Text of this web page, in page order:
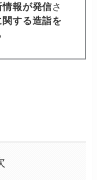
情報が発信さ
関する造詣を